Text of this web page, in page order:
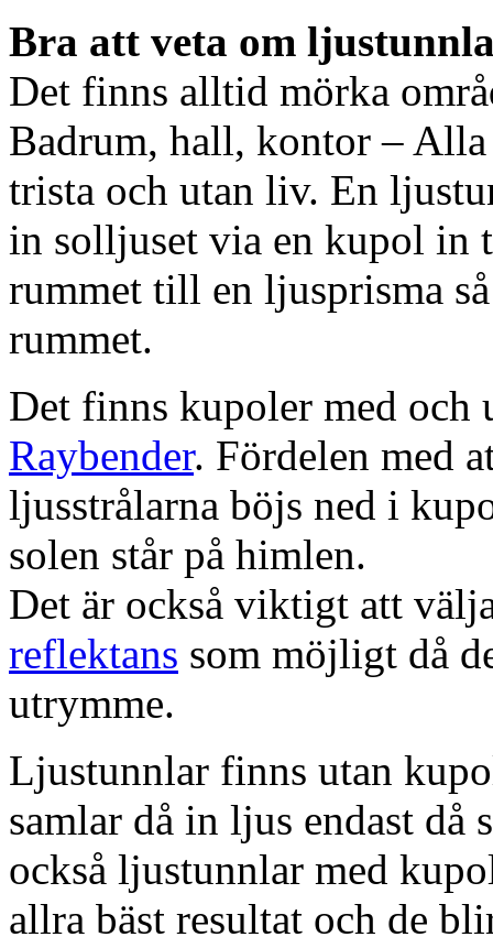
Bra att veta om
Det finns alltid mörka
Badrum, hall, kontor – Alla
trista och utan liv. En
in solljuset via en kupol in
rummet till en ljusprisma
rummet.
Det finns kupoler med och
Raybender. Fördelen med
ljusstrålarna böjs ned i
solen står på himlen.
Det är också viktigt att
reflektans som möjligt då
utrymme.
Ljustunnlar finns utan
samlar då in ljus endast då
också ljustunnlar med
allra bäst resultat och de